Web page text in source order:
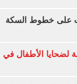
على خطوط السكة
الأطفال في